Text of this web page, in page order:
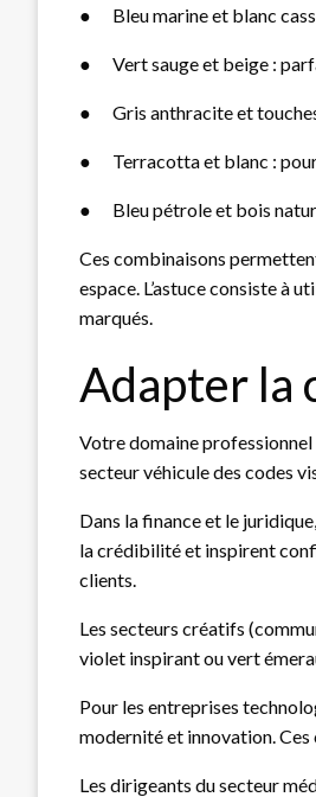
● Bleu marine et blanc
● Vert sauge et beige :
● Gris anthracite et
● Terracotta et blanc :
● Bleu pétrole et bois
Ces combinaisons
espace. L’astuce consiste à
marqués.
Adapter la
Votre domaine
secteur véhicule des codes
Dans la finance et le
la crédibilité et inspirent
clients.
Les secteurs créatifs
violet inspirant ou vert
Pour les entreprises
modernité et innovation.
Les dirigeants du secteur